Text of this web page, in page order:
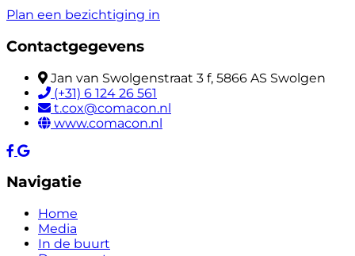
Plan een bezichtiging in
Contactgegevens
Jan van Swolgenstraat 3 f, 5866 AS Swolgen
(+31) 6 124 26 561
t.cox@comacon.nl
www.comacon.nl
Navigatie
Home
Media
In de buurt